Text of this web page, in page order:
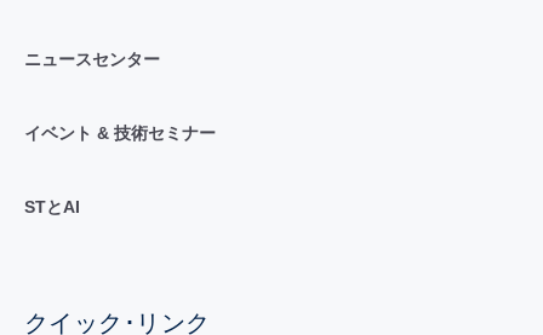
ニュースセンター
イベント & 技術セミナー
STとAI
クイック･リンク